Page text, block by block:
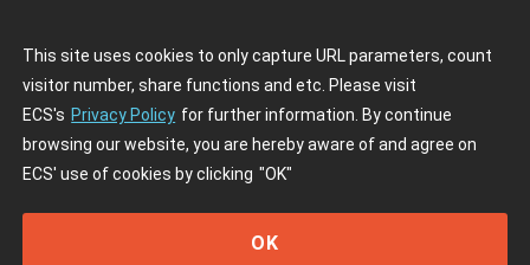
This site uses cookies to only capture URL parameters, count
visitor number, share functions and etc. Please visit
ECS's Privacy Policy for further information. By continue
browsing our website, you are hereby aware of and agree on
ECS' use of cookies by clicking "OK"
OK